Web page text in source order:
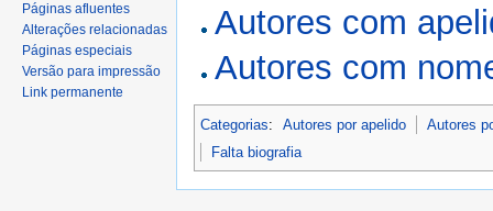
Autores com
Autores com
Categorias: Autores por apelido
Autores
Falta biografia
Páginas afluentes
Alterações relacionadas
Páginas especiais
Versão para impressão
Link permanente